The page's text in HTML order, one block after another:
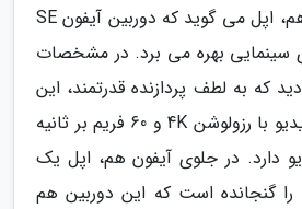
در بخش ثبت ویدیو هم، اپل می گوید که دوربین آیفون SE
سینمایی بهره می برد. در مشخصات
که به لطف پردازنده قدرتمند، این
آیفون قابلیت ضبط ویدیو با رزولوشن 4K و 60 فریم بر ثانیه
دارد. در جلوی آیفون هم، اپل یک
را گنجانده است که این دوربین هم